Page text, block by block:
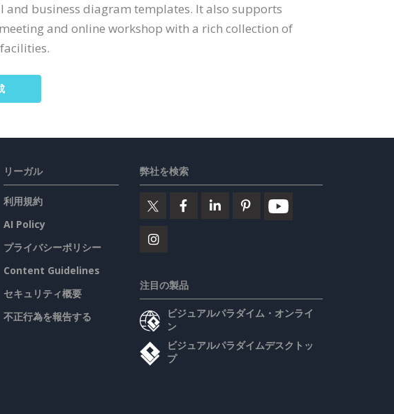
and business diagram templates. It also supports
and online workshop with a rich collection of
リーガル
利用規約
AI Policy
プライバシーポリシー
Content Guidelines
セキュリティ概要
不正行為を報告する
弊社を検索
注目の製品
ビジュアルパラダイム・オンライ
ン
ビジュアルパラダイムデスクトッ
プ